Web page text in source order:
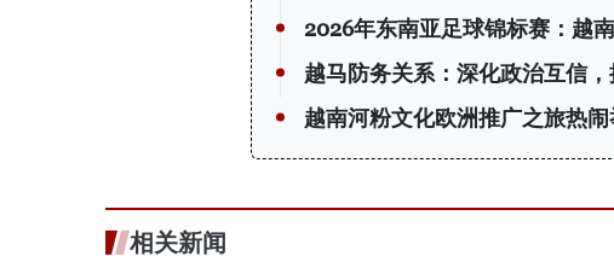
2026年东南亚足球锦标赛：越
越马防务关系：深化政治互信
越南河粉文化欧洲推广之旅热
相关新闻